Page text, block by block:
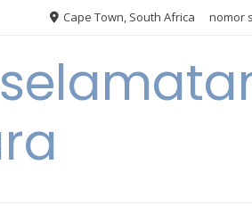
Cape Town, South Africa nomor